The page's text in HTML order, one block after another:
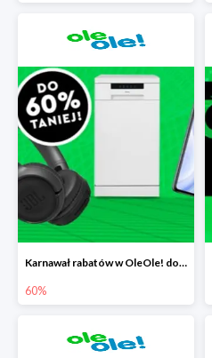
Karnawał rabatów w OleOle! do -60%
60%